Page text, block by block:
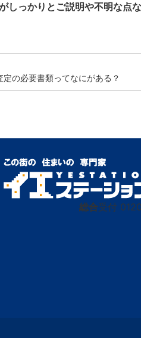
しっかりとご説明や不明な点
定の必要書類ってなにがある？
総合受付